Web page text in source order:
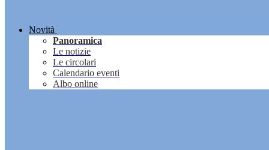
Novità
Panoramica
Le notizie
Le circolari
Calendario eventi
Albo online